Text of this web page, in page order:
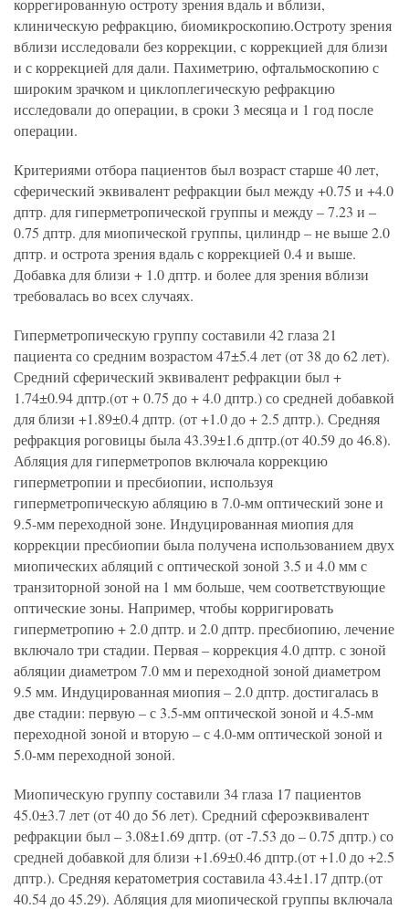
коррегированную остроту зрения вдаль и вблизи,
клиническую рефракцию, биомикроскопию.Остроту зрения
вблизи исследовали без коррекции, с коррекцией для близи
и с коррекцией для дали. Пахиметрию, офтальмоскопию с
широким зрачком и циклоплегическую рефракцию
исследовали до операции, в сроки 3 месяца и 1 год после
операции.
Критериями отбора пациентов был возраст старше 40 лет,
сферический эквивалент рефракции был между +0.75 и +4.0
дптр. для гиперметропической группы и между – 7.23 и –
0.75 дптр. для миопической группы, цилиндр – не выше 2.0
дптр. и острота зрения вдаль с коррекцией 0.4 и выше.
Добавка для близи + 1.0 дптр. и более для зрения вблизи
требовалась во всех случаях.
Гиперметропическую группу составили 42 глаза 21
пациента со средним возрастом 47±5.4 лет (от 38 до 62 лет).
Средний сферический эквивалент рефракции был +
1.74±0.94 дптр.(от + 0.75 до + 4.0 дптр.) со средней добавкой
для близи +1.89±0.4 дптр. (от +1.0 до + 2.5 дптр.). Средняя
рефракция роговицы была 43.39±1.6 дптр.(от 40.59 до 46.8).
Абляция для гиперметропов включала коррекцию
гиперметропии и пресбиопии, используя
гиперметропическую абляцию в 7.0-мм оптический зоне и
9.5-мм переходной зоне. Индуцированная миопия для
коррекции пресбиопии была получена использованием двух
миопических абляций с оптической зоной 3.5 и 4.0 мм с
транзиторной зоной на 1 мм больше, чем соответствующие
оптические зоны. Например, чтобы корригировать
гиперметропию + 2.0 дптр. и 2.0 дптр. пресбиопию, лечение
включало три стадии. Первая – коррекция 4.0 дптр. с зоной
абляции диаметром 7.0 мм и переходной зоной диаметром
9.5 мм. Индуцированная миопия – 2.0 дптр. достигалась в
две стадии: первую – с 3.5-мм оптической зоной и 4.5-мм
переходной зоной и вторую – с 4.0-мм оптической зоной и
5.0-мм переходной зоной.
Миопическую группу составили 34 глаза 17 пациентов
45.0±3.7 лет (от 40 до 56 лет). Средний сфероэквивалент
рефракции был – 3.08±1.69 дптр. (от -7.53 до – 0.75 дптр.) со
средней добавкой для близи +1.69±0.46 дптр.(от +1.0 до +2.5
дптр.). Средняя кератометрия составила 43.4±1.17 дптр.(от
40.54 до 45.29). Абляция для миопической группы включала